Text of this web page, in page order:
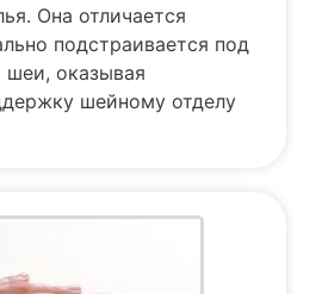
Она отличается
подстраивается под
оказывая
шейному отделу